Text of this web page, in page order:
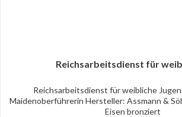
Reichsarbeitsdienst für
Reichsarbeitsdienst für weibliche
Maidenoberführerin Hersteller: Assmann &
Eisen bronziert